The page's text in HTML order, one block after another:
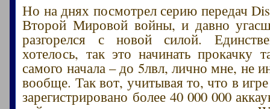
Но на днях посмотрел серию передач
Второй Мировой войны, и давно
разгорелся с новой силой.
хотелось, так это начинать прокачку
самого начала – до 5лвл, лично мне, не
вообще. Так вот, учитывая то, что в
зарегистрировано более 40 000 000